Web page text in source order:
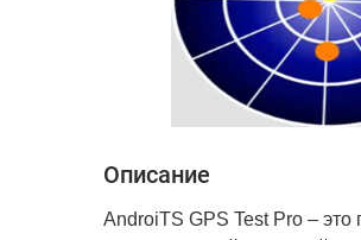
Описание
AndroiTS GPS Test Pro –